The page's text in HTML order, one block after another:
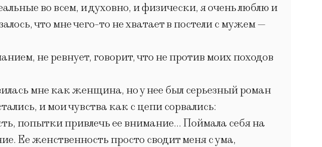
во всем, и духовно, и физически, я очень люблю и
что мне чего-то не хватает в постели с мужем —
не ревнует, говорит, что не против моих походов
мне как женщина, но у нее был серьезный роман
и мои чувства как с цепи сорвались:
попытки привлечь ее внимание… Поймала себя на
Ее женственность просто сводит меня с ума,